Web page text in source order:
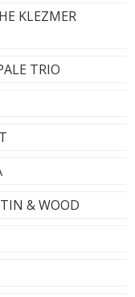
KLEZMER
TRIO
& WOOD